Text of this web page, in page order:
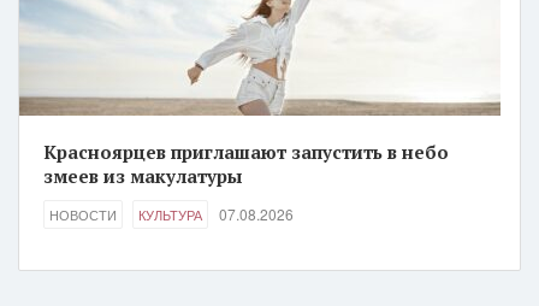
Красноярцев приглашают запустить в небо
змеев из макулатуры
НОВОСТИ КУЛЬТУРА 07.08.2026